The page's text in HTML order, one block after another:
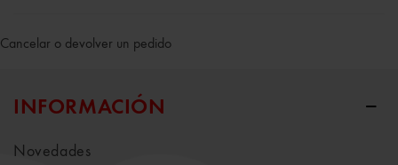
Cancelar o devolver un pedido
INFORMACIÓN
Novedades